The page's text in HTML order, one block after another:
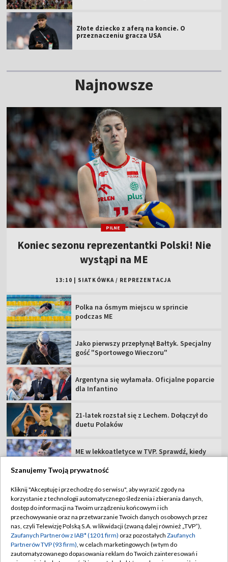
Złote dziecko z aferą na koncie. O
przeznaczeniu gracza USA
Najnowsze
PILNE
Koniec sezonu reprezentantki Polski! Nie
wystąpi na ME
13:10 SIATKÓWKA / REPREZENTACJA
Polka na ósmym miejscu w sprincie
podczas ME
Jako pierwszy przepłynął Bałtyk. Specjalny
gość "Sportowego Wieczoru"
Argentyna się wyłamała. Oficjalne poparcie
dla Infantino
21-latek rozstał się z Lechem. Dołączył do
duetu Polaków
ME w lekkoatletyce w TVP. Sprawdź, kiedy
Poważna kontuzja kolegi Lewandowskiego.
Duże osłabienie Fire
TVP
Szanujemy Twoją prywatność
Kliknij "Akceptuję i przechodzę do serwisu", aby wyrazić zgody na
korzystanie z technologii automatycznego śledzenia i zbierania danych,
dostęp do informacji na Twoim urządzeniu końcowym i ich
przechowywanie oraz na przetwarzanie Twoich danych osobowych przez
nas, czyli Telewizję Polską S.A. w likwidacji (zwaną dalej również „TVP”),
Zaufanych Partnerów z IAB* (1201 firm) oraz pozostałych Zaufanych
Partnerów TVP (93 firm), w celach marketingowych (w tym do
zautomatyzowanego dopasowania reklam do Twoich zainteresowań i